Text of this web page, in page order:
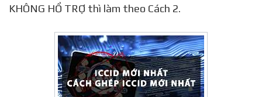
KHÔNG HỔ TRỢ thì làm theo Cách 2.